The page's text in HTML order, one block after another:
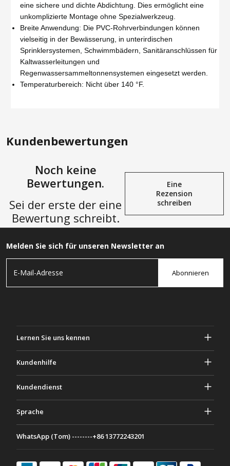
eine sichere und dichte Abdichtung. Dies ermöglicht eine
unkomplizierte Montage ohne Spezialwerkzeug.
Breite Anwendung: Die PVC-Rohrverbindungen können
vielseitig in der Bewässerung, in unterirdischen
Sprinklersystemen, Schwimmbädern, Sanitäranschlüssen für
Kaltwasserleitungen und
Regenwassersammeltonnensystemen eingesetzt werden.
Temperaturbereich: Nicht über 140 °F.
Kundenbewertungen
Noch keine
Bewertungen.
Sei der erste der eine
Bewertung schreibt.
Eine
Rezension
schreiben
Melden Sie sich für unseren Newsletter an
Abonnieren
Lernen Sie uns kennen
Geschäftsbedingungen
Kundenhilfe
Kontaktiere uns
Kundendienst
Zahlungsmethoden
Sprache
Français
WhatsApp (Tom) --------+86 13772243201